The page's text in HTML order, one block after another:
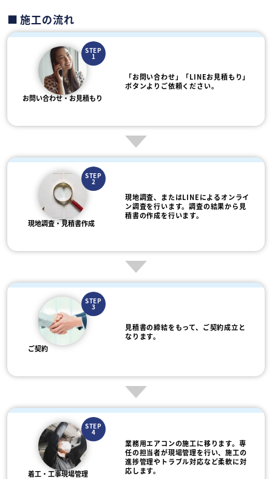
施工の流れ
STEP
1
お問い合わせ・お見積もり
「お問い合わせ」「LINEお見積もり」
ボタンよりご依頼ください。
STEP
2
現地調査・見積書作成
現地調査、またはLINEによるオンライ
ン調査を行います。調査の結果から見
積書の作成を行います。
STEP
3
ご契約
見積書の締結をもって、ご契約成立と
なります。
STEP
4
着工・工事現場管理
業務用エアコンの施工に移ります。専
任の担当者が現場管理を行い、施工の
進捗管理やトラブル対応など柔軟に対
応します。